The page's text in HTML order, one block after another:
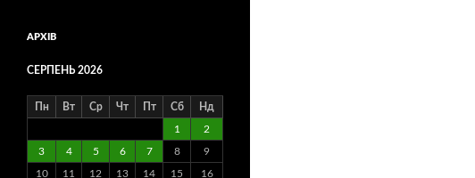
АРХІВ
СЕРПЕНЬ 2026
Пн Вт Ср Чт Пт Сб Нд
1 2
3 4 5 6 7 8 9
10 11 12 13 14 15 16